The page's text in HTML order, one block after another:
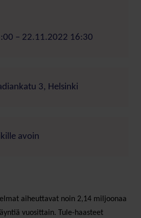
– 22.11.2022 16:30
3, Helsinki
avoin
aiheuttavat noin 2,14 miljoonaa
vuosittain. Tule-haasteet